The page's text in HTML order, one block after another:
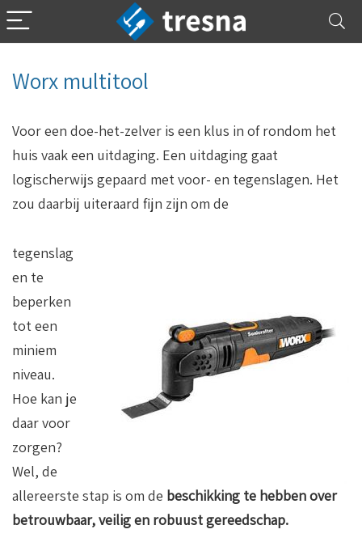
Worx multitool
Voor een doe-het-zelver is een klus in of rondom het
huis vaak een uitdaging. Een uitdaging gaat
logischerwijs gepaard met voor- en tegenslagen. Het
zou daarbij uiteraard fijn zijn om de
tegenslag
en te
beperken
tot een
miniem
niveau.
Hoe kan je
daar voor
zorgen?
Wel, de
allereerste stap is om de beschikking te hebben over
betrouwbaar, veilig en robuust gereedschap.